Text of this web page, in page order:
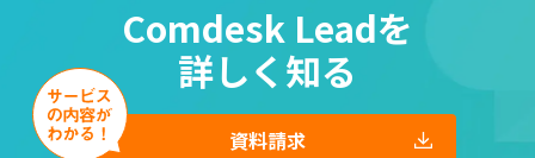
Comdesk Leadを
詳しく知る
資料請求